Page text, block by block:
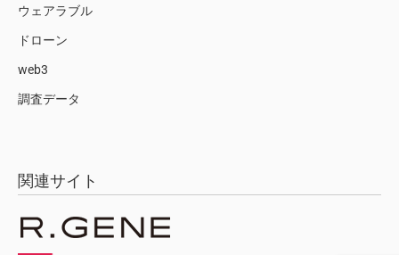
ウェアラブル
ドローン
web3
調査データ
関連サイト